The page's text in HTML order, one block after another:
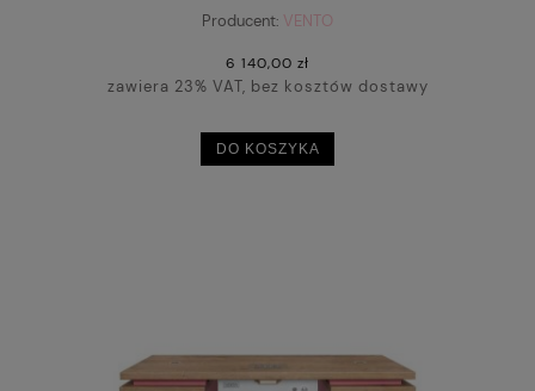
Producent: VENTO
6 140,00 zł
zawiera 23% VAT, bez kosztów dostawy
DO KOSZYKA